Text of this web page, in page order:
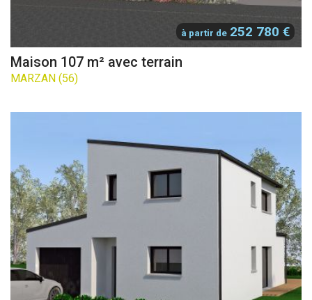
à partir de 252 780 €
Maison 107 m² avec terrain
MARZAN (56)